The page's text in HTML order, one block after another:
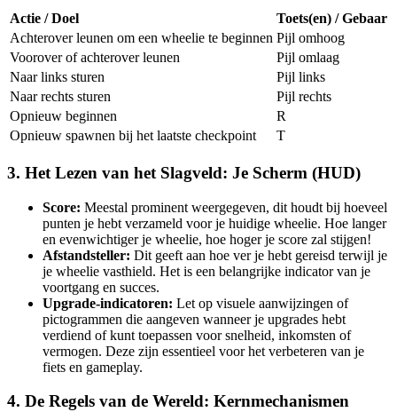
Actie / Doel
Toets(en) / Gebaar
Achterover leunen om een wheelie te beginnen Pijl omhoog
Voorover of achterover leunen
Pijl omlaag
Naar links sturen
Pijl links
Naar rechts sturen
Pijl rechts
Opnieuw beginnen
R
Opnieuw spawnen bij het laatste checkpoint
T
3. Het Lezen van het Slagveld: Je Scherm (HUD)
Score: Meestal prominent weergegeven, dit houdt bij hoeveel
punten je hebt verzameld voor je huidige wheelie. Hoe langer
en evenwichtiger je wheelie, hoe hoger je score zal stijgen!
Afstandsteller: Dit geeft aan hoe ver je hebt gereisd terwijl je
je wheelie vasthield. Het is een belangrijke indicator van je
voortgang en succes.
Upgrade-indicatoren: Let op visuele aanwijzingen of
pictogrammen die aangeven wanneer je upgrades hebt
verdiend of kunt toepassen voor snelheid, inkomsten of
vermogen. Deze zijn essentieel voor het verbeteren van je
fiets en gameplay.
4. De Regels van de Wereld: Kernmechanismen